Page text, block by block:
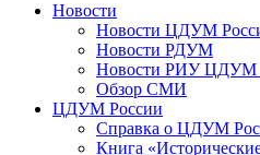
Новости
Новости ЦДУМ
Новости РДУМ
Новости РИУ ЦДУМ
Обзор СМИ
ЦДУМ России
Справка о ЦДУМ
Книга